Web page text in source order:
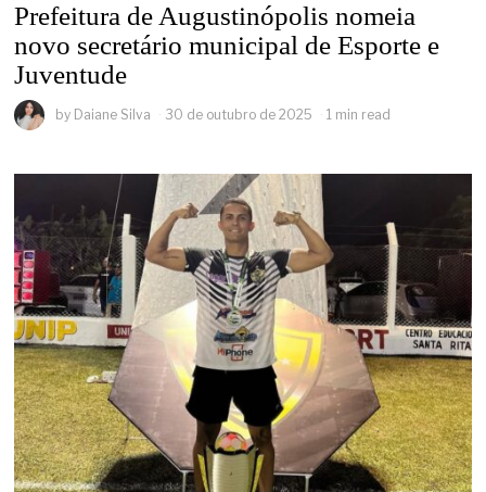
Prefeitura de Augustinópolis nomeia
novo secretário municipal de Esporte e
Juventude
by Daiane Silva 30 de outubro de 2025 1 min read